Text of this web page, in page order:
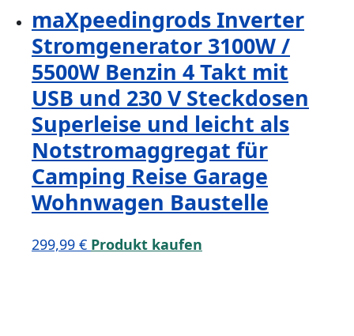
maXpeedingrods Inverter
Stromgenerator 3100W /
5500W Benzin 4 Takt mit
USB und 230 V Steckdosen
Superleise und leicht als
Notstromaggregat für
Camping Reise Garage
Wohnwagen Baustelle
299,99 € Produkt kaufen